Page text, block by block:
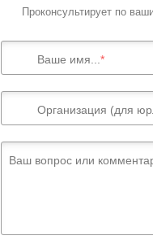
Проконсультирует по
Ваше имя...
Организация (для
Ваш вопрос или